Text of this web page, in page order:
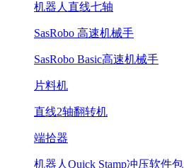
机器人直线七轴
SasRobo 高速机械手
SasRobo Basic高速机械手
片料机
直线2轴翻转机
端拾器
机器人Quick Stamp冲压软件包